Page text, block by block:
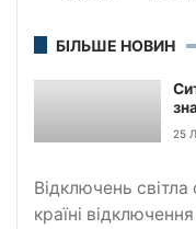
БІЛЬШЕ НОВИН
25
Відключень
країні